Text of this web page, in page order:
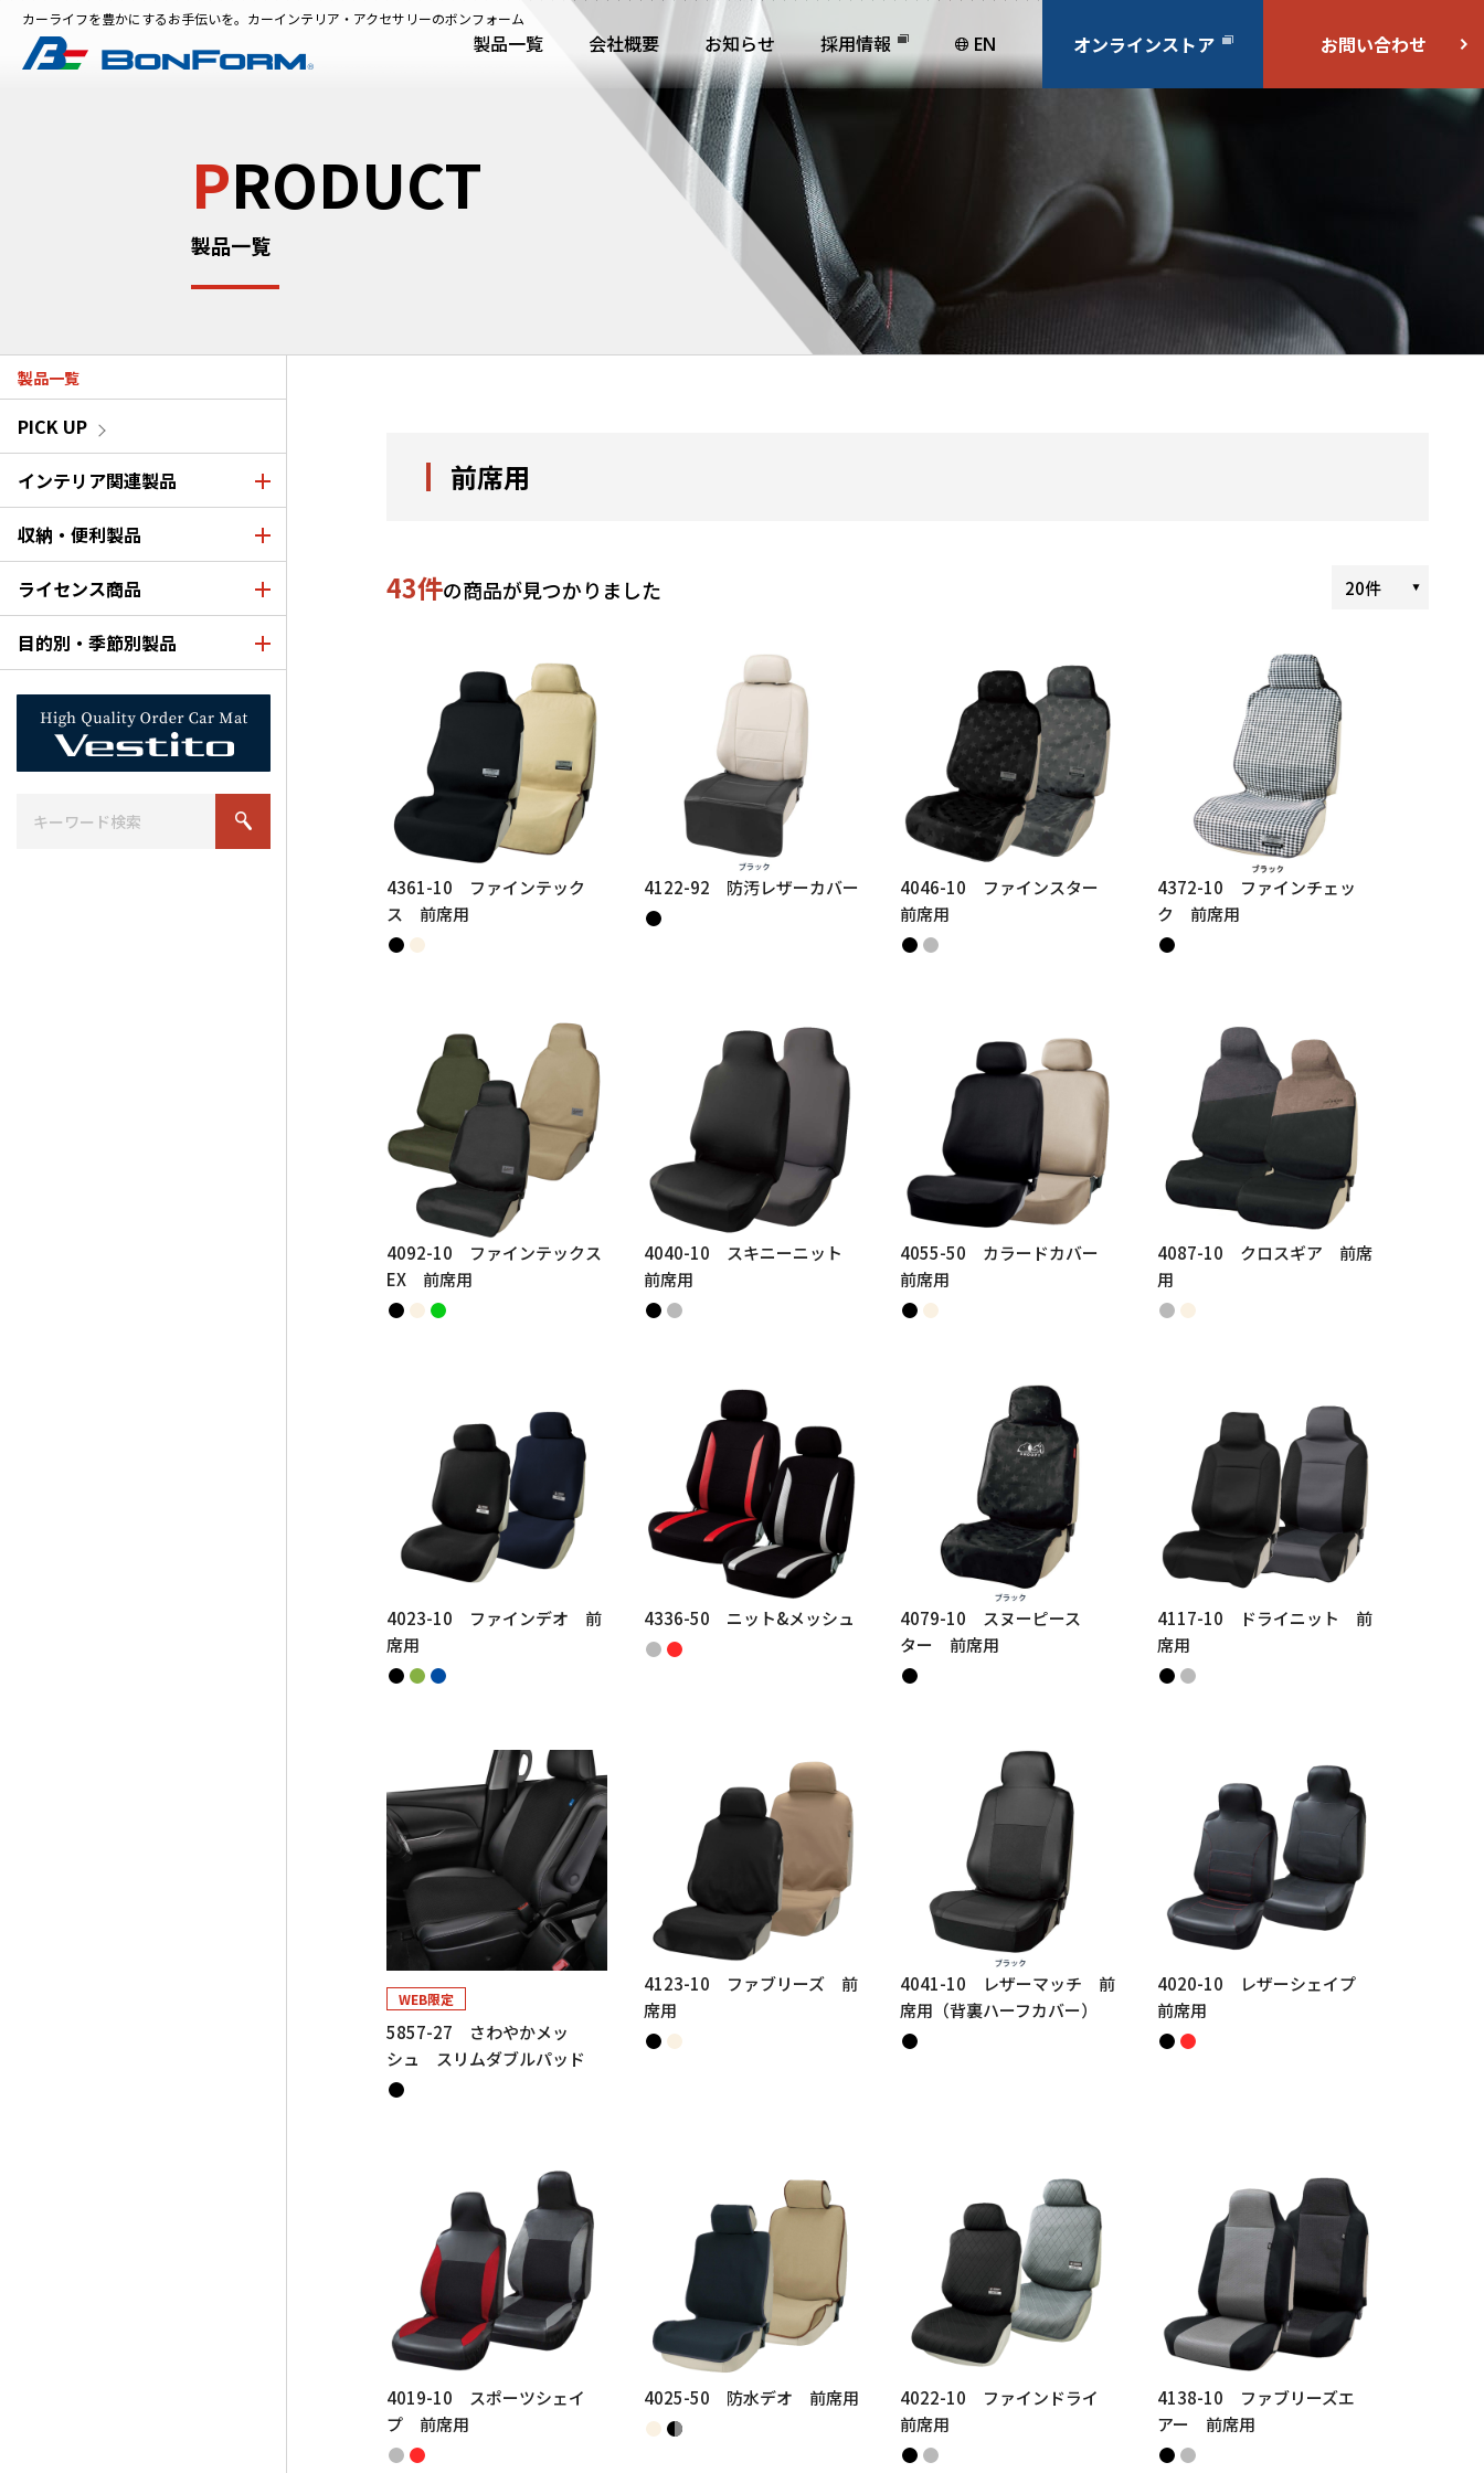
カーライフを豊かにするお手伝いを。カーインテリア・アクセサリーのボンフォーム
製品一覧 会社概要 お知らせ 採用情報 EN オンラインストア お問い合わせ
PRODUCT
製品一覧
前席用
43件の商品が見つかりました 20件
4361-10 ファインテック
ス 前席用
4122-92 防汚レザーカバー
4046-10 ファインスター
前席用
4372-10 ファインチェッ
ク 前席用
4092-10 ファインテックス
EX 前席用
4040-10 スキニーニット
前席用
4055-50 カラードカバー
前席用
4087-10 クロスギア 前席
用
4023-10 ファインデオ 前
席用
4336-50 ニット&メッシュ
4079-10 スヌーピース
ター 前席用
4117-10 ドライニット 前
席用
WEB限定
5857-27 さわやかメッ
シュ スリムダブルパッド
4123-10 ファブリーズ 前
席用
4041-10 レザーマッチ 前
席用（背裏ハーフカバー）
4020-10 レザーシェイプ
前席用
4019-10 スポーツシェイ
プ 前席用
4025-50 防水デオ 前席用
4022-10 ファインドライ
前席用
4138-10 ファブリーズエ
アー 前席用
製品一覧
PICK UP
インテリア関連製品
収納・便利製品
ライセンス商品
目的別・季節別製品